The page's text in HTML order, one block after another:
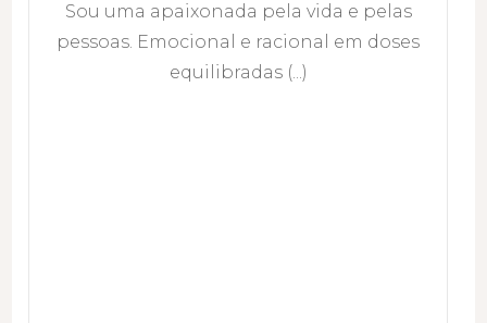
Sou uma apaixonada pela vida e pelas
pessoas. Emocional e racional em doses
equilibradas (...)